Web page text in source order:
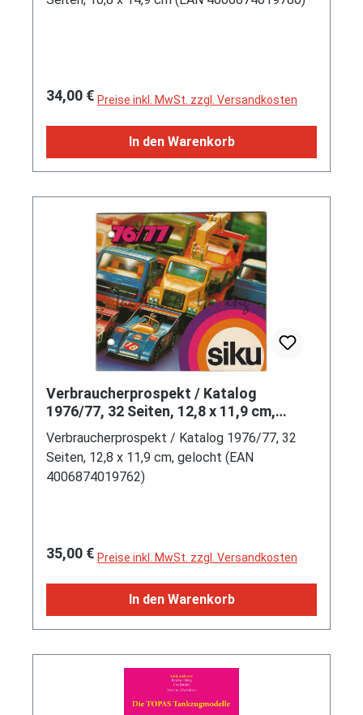
Regulärer Preis:
34,00 € Preise inkl. MwSt. zzgl. Versandkosten
In den Warenkorb
Verbraucherprospekt / Katalog
1976/77, 32 Seiten, 12,8 x 11,9 cm,
gelocht (EAN 4006874019762)
Verbraucherprospekt / Katalog 1976/77, 32
Seiten, 12,8 x 11,9 cm, gelocht (EAN
4006874019762)
Regulärer Preis:
35,00 € Preise inkl. MwSt. zzgl. Versandkosten
In den Warenkorb